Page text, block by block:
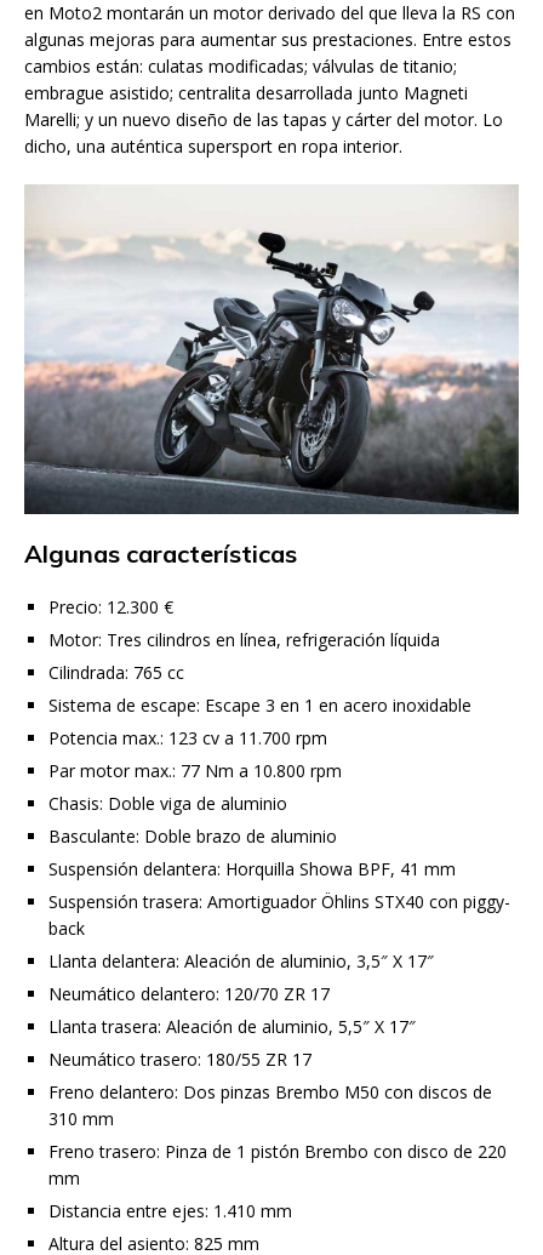
en Moto2 montarán un motor derivado del que lleva la RS con
algunas mejoras para aumentar sus prestaciones. Entre estos
cambios están: culatas modificadas; válvulas de titanio;
embrague asistido; centralita desarrollada junto Magneti
Marelli; y un nuevo diseño de las tapas y cárter del motor. Lo
dicho, una auténtica supersport en ropa interior.
Algunas características
Precio: 12.300 €
Motor: Tres cilindros en línea, refrigeración líquida
Cilindrada: 765 cc
Sistema de escape: Escape 3 en 1 en acero inoxidable
Potencia max.: 123 cv a 11.700 rpm
Par motor max.: 77 Nm a 10.800 rpm
Chasis: Doble viga de aluminio
Basculante: Doble brazo de aluminio
Suspensión delantera: Horquilla Showa BPF, 41 mm
Suspensión trasera: Amortiguador Öhlins STX40 con piggy-
back
Llanta delantera: Aleación de aluminio, 3,5″ X 17″
Neumático delantero: 120/70 ZR 17
Llanta trasera: Aleación de aluminio, 5,5″ X 17″
Neumático trasero: 180/55 ZR 17
Freno delantero: Dos pinzas Brembo M50 con discos de
310 mm
Freno trasero: Pinza de 1 pistón Brembo con disco de 220
mm
Distancia entre ejes: 1.410 mm
Altura del asiento: 825 mm